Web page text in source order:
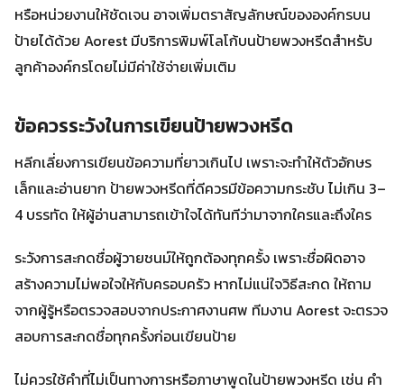
หรือหน่วยงานให้ชัดเจน อาจเพิ่มตราสัญลักษณ์ขององค์กรบน
ป้ายได้ด้วย Aorest มีบริการพิมพ์โลโก้บนป้ายพวงหรีดสำหรับ
ลูกค้าองค์กรโดยไม่มีค่าใช้จ่ายเพิ่มเติม
ข้อควรระวังในการเขียนป้ายพวงหรีด
หลีกเลี่ยงการเขียนข้อความที่ยาวเกินไป เพราะจะทำให้ตัวอักษร
เล็กและอ่านยาก ป้ายพวงหรีดที่ดีควรมีข้อความกระชับ ไม่เกิน 3–
4 บรรทัด ให้ผู้อ่านสามารถเข้าใจได้ทันทีว่ามาจากใครและถึงใคร
ระวังการสะกดชื่อผู้วายชนม์ให้ถูกต้องทุกครั้ง เพราะชื่อผิดอาจ
สร้างความไม่พอใจให้กับครอบครัว หากไม่แน่ใจวิธีสะกด ให้ถาม
จากผู้รู้หรือตรวจสอบจากประกาศงานศพ ทีมงาน Aorest จะตรวจ
สอบการสะกดชื่อทุกครั้งก่อนเขียนป้าย
ไม่ควรใช้คำที่ไม่เป็นทางการหรือภาษาพูดในป้ายพวงหรีด เช่น คำ